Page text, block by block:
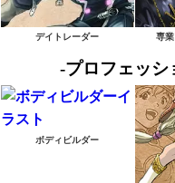
デイトレーダー 専
-プロフェッシ
ボディビルダー